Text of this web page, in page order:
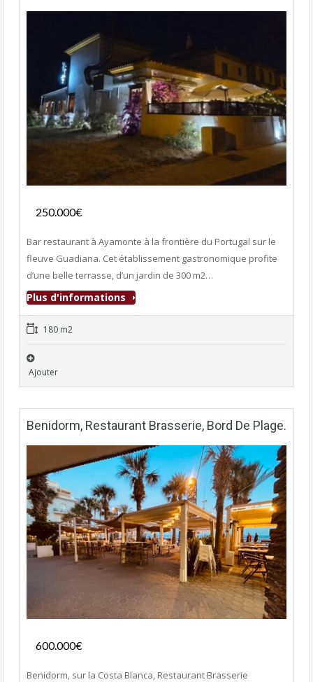
Fonds de commerce
250.000€
Bar restaurant à Ayamonte à la frontière du Portugal sur le
fleuve Guadiana. Cet établissement gastronomique profite
d’une belle terrasse, d’un jardin de 300 m2…
Plus d'informations
180 m2
Ajouter
Benidorm, Restaurant Brasserie, Bord De Plage.
Fonds de commerce
600.000€
Benidorm, sur la Costa Blanca, Restaurant Brasserie